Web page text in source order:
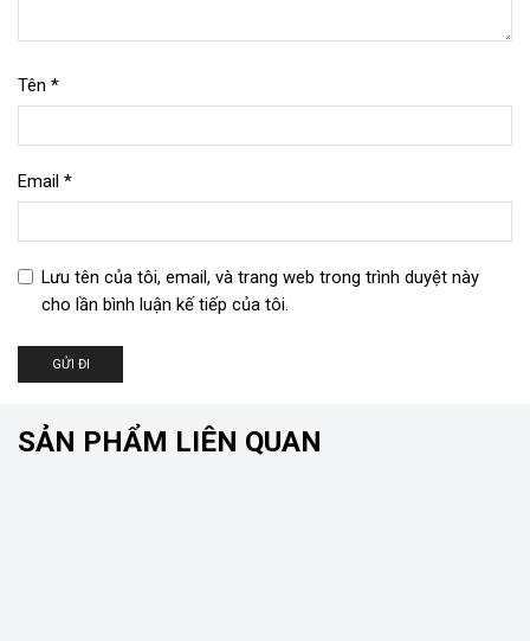
Tên *
Email *
Lưu tên của tôi, email, và trang web trong trình duyệt này
cho lần bình luận kế tiếp của tôi.
SẢN PHẨM LIÊN QUAN